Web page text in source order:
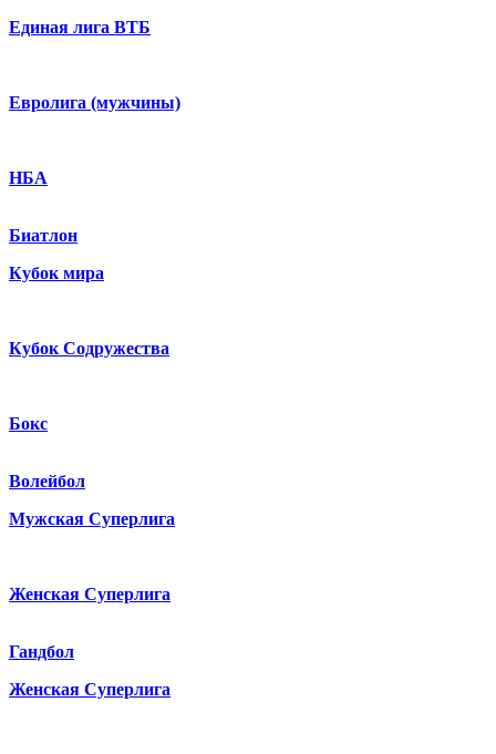
Единая лига ВТБ
Евролига (мужчины)
НБА
Биатлон
Кубок мира
Кубок Содружества
Бокс
Волейбол
Мужская Суперлига
Женская Суперлига
Гандбол
Женская Суперлига